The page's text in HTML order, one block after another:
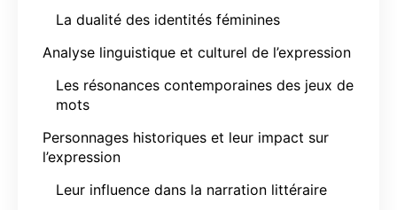
La dualité des identités féminines
Analyse linguistique et culturel de l’expression
Les résonances contemporaines des jeux de
mots
Personnages historiques et leur impact sur
l’expression
Leur influence dans la narration littéraire